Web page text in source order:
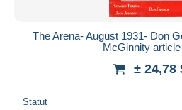
The Arena- August 1931- Don
McGinnity
± 24,78
Statut